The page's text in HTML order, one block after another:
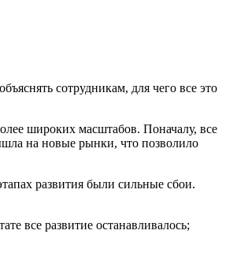
сотрудникам, для чего все это
широких масштабов. Поначалу, все
на новые рынки, что позволило
развития были сильные сбои.
все развитие останавливалось;